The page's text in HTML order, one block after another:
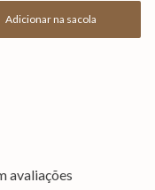
Adicionar na sacola
avaliações